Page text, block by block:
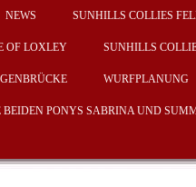
NEWS SUNHILLS COLLIES
OF LOXLEY SUNHILLS
WURFPLANUNG
BEIDEN PONYS SABRINA UND